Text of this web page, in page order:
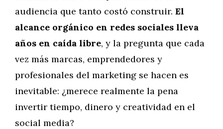
audiencia que tanto costó construir. El
alcance orgánico en redes sociales lleva
años en caída libre, y la pregunta que cada
vez más marcas, emprendedores y
profesionales del marketing se hacen es
inevitable: ¿merece realmente la pena
invertir tiempo, dinero y creatividad en el
social media?